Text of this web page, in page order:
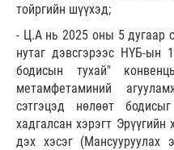
тойргийн шүүхэд;
- Ц.А нь 2025 оны 5 дугаар
нутаг дэвсгэрээс НҮБ-ын
бодисын тухай"
метамфетаминий
сэтгэцэд нөлөөт
хадгалсан хэрэгт Эрүүгийн
дэх хэсэг (Мансууруулах